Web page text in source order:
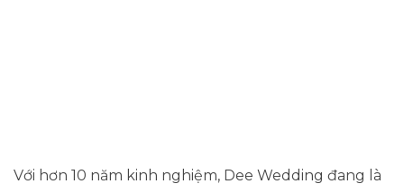
Với hơn 10 năm kinh nghiệm, Dee Wedding đang là